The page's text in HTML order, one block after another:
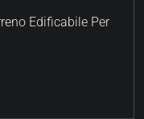
Edificabile Per